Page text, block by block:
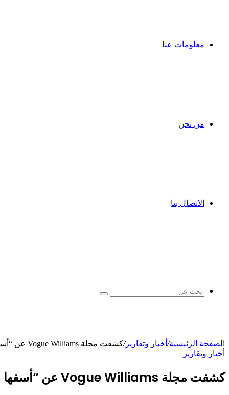
معلومات عنا
من نحن
الاتصال بنا
بحث
الصفحة الرئيسية/ أخبار وتقارير/كشفت مجلة Vogue Williams عن “أسفها الأكبر” في علاقتها مع زوجها سبنسر، معترفة بأنها لم تعتقد أنهما سيستمران
أخبار وتقارير
كشفت مجلة Vogue Williams عن “أسفها الأكبر” في علاقتها مع زوجها سبنسر، معترفة بأنها لم تعتقد أنهما سيستمران